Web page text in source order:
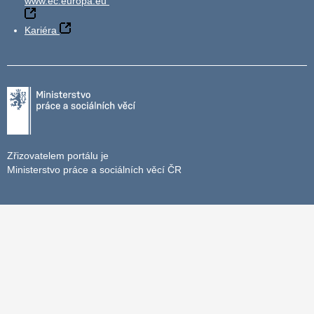
Kariéra
Zřizovatelem portálu je
Ministerstvo práce a sociálních věcí ČR